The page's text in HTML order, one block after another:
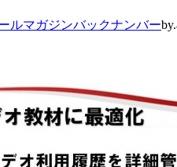
ルマガジンバックナンバー